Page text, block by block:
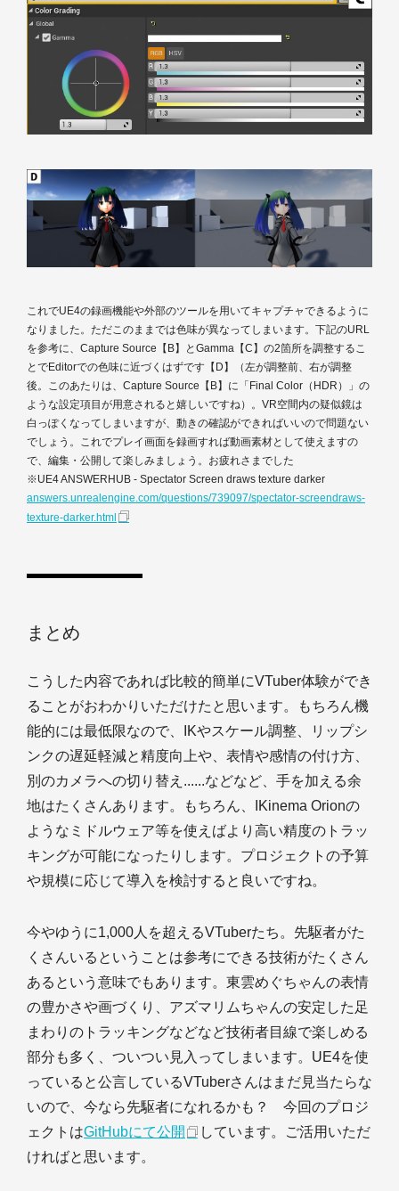
これでUE4の録画機能や外部のツールを用いてキャプチャできるように
なりました。ただこのままでは色味が異なってしまいます。下記のURL
を参考に、Capture Source【B】とGamma【C】の2箇所を調整するこ
とでEditorでの色味に近づくはずです【D】（左が調整前、右が調整
後。このあたりは、Capture Source【B】に「Final Color（HDR）」の
ような設定項目が用意されると嬉しいですね）。VR空間内の疑似鏡は
白っぽくなってしまいますが、動きの確認ができればいいので問題ない
でしょう。これでプレイ画面を録画すれば動画素材として使えますの
で、編集・公開して楽しみましょう。お疲れさまでした
※UE4 ANSWERHUB - Spectator Screen draws texture darker
answers.unrealengine.com/questions/739097/spectator-screendraws-
texture-darker.html
まとめ
こうした内容であれば比較的簡単にVTuber体験ができ
ることがおわかりいただけたと思います。もちろん機
能的には最低限なので、IKやスケール調整、リップシ
ンクの遅延軽減と精度向上や、表情や感情の付け方、
別のカメラへの切り替え......などなど、手を加える余
地はたくさんあります。もちろん、IKinema Orionの
ようなミドルウェア等を使えばより高い精度のトラッ
キングが可能になったりします。プロジェクトの予算
や規模に応じて導入を検討すると良いですね。
今やゆうに1,000人を超えるVTuberたち。先駆者がた
くさんいるということは参考にできる技術がたくさん
あるという意味でもあります。東雲めぐちゃんの表情
の豊かさや画づくり、アズマリムちゃんの安定した足
まわりのトラッキングなどなど技術者目線で楽しめる
部分も多く、ついつい見入ってしまいます。UE4を使
っていると公言しているVTuberさんはまだ見当たらな
いので、今なら先駆者になれるかも？ 今回のプロジ
ェクトはGitHubにて公開
しています。ご活用いただ
ければと思います。